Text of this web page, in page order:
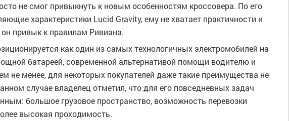
не смог привыкнуть к новым особенностям кроссовера. По его
характеристики Lucid Gravity, ему не хватает практичности и
привык к правилам Ривиана.
как один из самых технологичных электромобилей на
батареей, современной альтернативой помощи водителю и
не менее, для некоторых покупателей даже такие преимущества не
случае владелец отметил, что для его повседневных задач
большое грузовое пространство, возможность перевозки
высокая проходимость.